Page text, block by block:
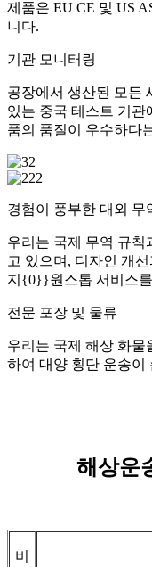
제품은 EU CE 및 US
니다.
기관 모니터링
공장에서 생산된 모든
있는 중국 테스트 기관
품의 품질이 우수하다
경험이 풍부한 대외 무
우리는 국제 무역 규칙
고 있으며, 디자인 개
지{0}}원스톱 서비스
전문 포장 및 물류
우리는 국제 해상 화물
하여 대양 횡단 운송이
해상운
비